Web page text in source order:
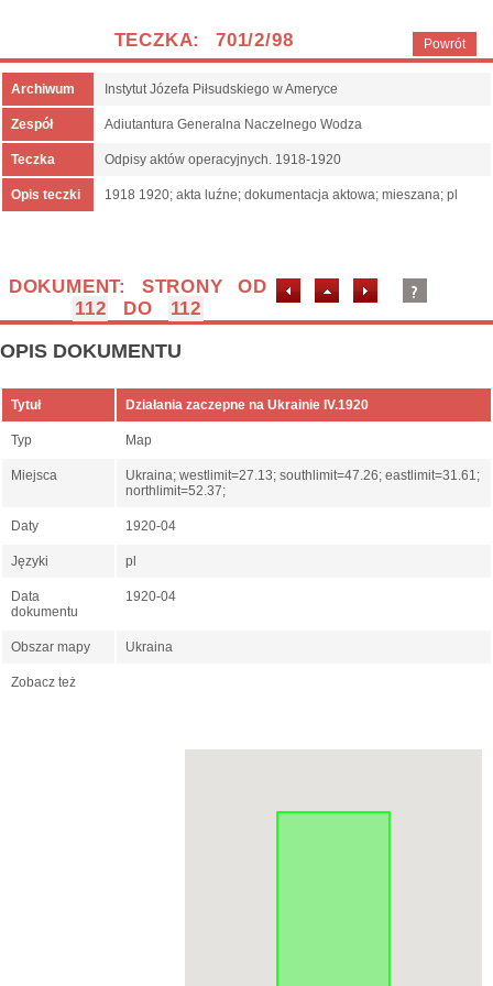
Powrót
TECZKA: 701/2/98
Archiwum Instytut Józefa Piłsudskiego w Ameryce
Zespół Adiutantura Generalna Naczelnego Wodza
Teczka Odpisy aktów operacyjnych. 1918-1920
Opis teczki 1918 1920; akta luźne; dokumentacja aktowa; mieszana; pl
DOKUMENT: STRONY OD
112
DO 112
OPIS DOKUMENTU
Tytuł Działania zaczepne na Ukrainie IV.1920
Typ Map
Miejsca
Ukraina; westlimit=27.13; southlimit=47.26; eastlimit=31.61;
northlimit=52.37;
Daty 1920-04
Języki pl
Data
dokumentu
1920-04
Obszar mapy Ukraina
Zobacz też